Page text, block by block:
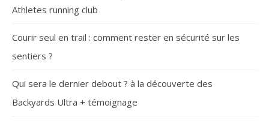
Athletes running club
Courir seul en trail : comment rester en sécurité sur les
sentiers ?
Qui sera le dernier debout ? à la découverte des
Backyards Ultra + témoignage